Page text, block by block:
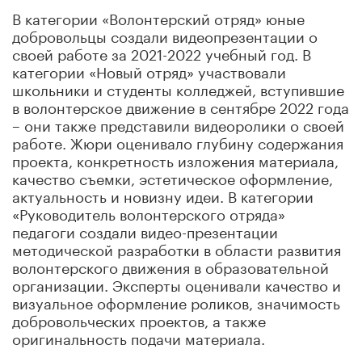
В категории «Волонтерский отряд» юные
добровольцы создали видеопрезентации о
своей работе за 2021-2022 учебный год. В
категории «Новый отряд» участвовали
школьники и студенты колледжей, вступившие
в волонтерское движение в сентябре 2022 года
– они также представили видеоролики о своей
работе. Жюри оценивало глубину содержания
проекта, конкретность изложения материала,
качество съемки, эстетическое оформление,
актуальность и новизну идеи. В категории
«Руководитель волонтерского отряда»
педагоги создали видео-презентации
методической разработки в области развития
волонтерского движения в образовательной
организации. Эксперты оценивали качество и
визуальное оформление роликов, значимость
добровольческих проектов, а также
оригинальность подачи материала.